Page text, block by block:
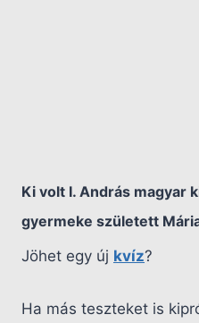
Ki volt I. András magyar
gyermeke született
Jöhet egy új kvíz?
Ha más teszteket is